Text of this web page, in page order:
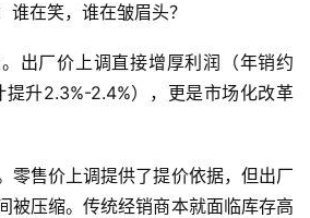
谁在笑，谁在皱眉头？
出厂价上调直接增厚利润（年销约
升2.3%-2.4%），更是市场化改革
零售价上调提供了提价依据，但出厂
被压缩。传统经销商本就面临库存高